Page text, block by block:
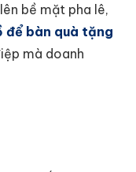
bề mặt pha lê,
để bàn quà tặng
mà doanh